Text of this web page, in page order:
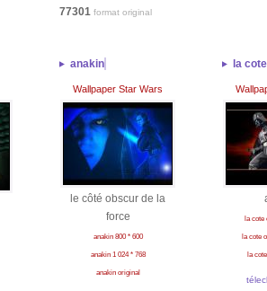
77301 format original
anakin
Wallpaper Star Wars
le côté obscur de la
force
anakin 800 * 600
anakin 1 024 * 768
anakin original
la
la cote
la cote
la